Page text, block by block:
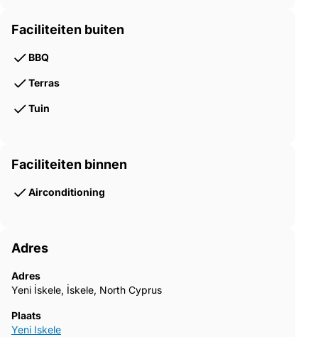
Faciliteiten buiten
BBQ
Terras
Tuin
Faciliteiten binnen
Airconditioning
Adres
Adres
Yeni İskele, İskele, North Cyprus
Plaats
Yeni Iskele